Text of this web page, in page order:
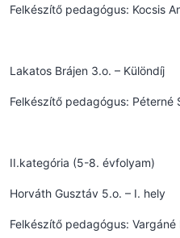
Felkészítő pedagógus: Kocsis
Lakatos Brájen 3.o. – Különdíj
Felkészítő pedagógus: Péterné
II.kategória (5-8. évfolyam)
Horváth Gusztáv 5.o. – I. hely
Felkészítő pedagógus: